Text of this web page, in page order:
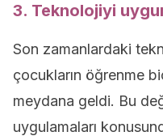
3. Teknolojiyi
Son zamanlardaki
çocukların öğrenme
meydana geldi. Bu
uygulamaları